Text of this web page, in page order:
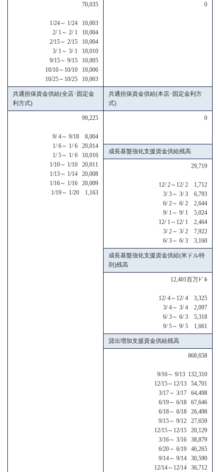
70,035
1/24～ 1/24 10,003
2/ 1～ 2/ 1 10,004
2/15～ 2/15 10,004
3/ 1～ 3/ 1 10,010
9/15～ 9/15 10,005
10/10～10/10 10,006
10/25～10/25 10,003
0
共通担保資金供給(全店･固定金
利方式)
共通担保資金供給(本店･固定金利方
式)
99,225
9/ 4～ 9/18 8,004
1/ 6～ 1/ 6 20,014
1/ 5～ 1/ 6 10,016
1/10～ 1/10 20,011
1/13～ 1/14 20,008
1/16～ 1/16 20,009
1/19～ 1/20 1,163
0
成長基盤強化支援資金供給残高
29,719
12/ 2～12/ 2 1,712
3/ 3～ 3/ 3 6,793
6/ 2～ 6/ 2 2,644
9/ 1～ 9/ 1 5,024
12/ 1～12/ 1 2,464
3/ 2～ 3/ 2 7,922
6/ 3～ 6/ 3 3,160
成長基盤強化支援資金供給(米ドル特
則)残高
12,401百万ﾄﾞﾙ
12/ 4～12/ 4 3,325
3/ 4～ 3/ 4 2,097
6/ 3～ 6/ 3 5,318
9/ 5～ 9/ 5 1,661
貸出増加支援資金供給残高
868,658
9/16～ 9/13 132,310
12/15～12/13 54,701
3/17～ 3/17 64,498
6/19～ 6/18 67,646
6/18～ 6/18 26,498
9/15～ 9/12 27,659
12/15～12/15 20,129
3/16～ 3/16 38,879
6/20～ 6/19 46,265
9/14～ 9/14 30,590
12/14～12/14 36,712